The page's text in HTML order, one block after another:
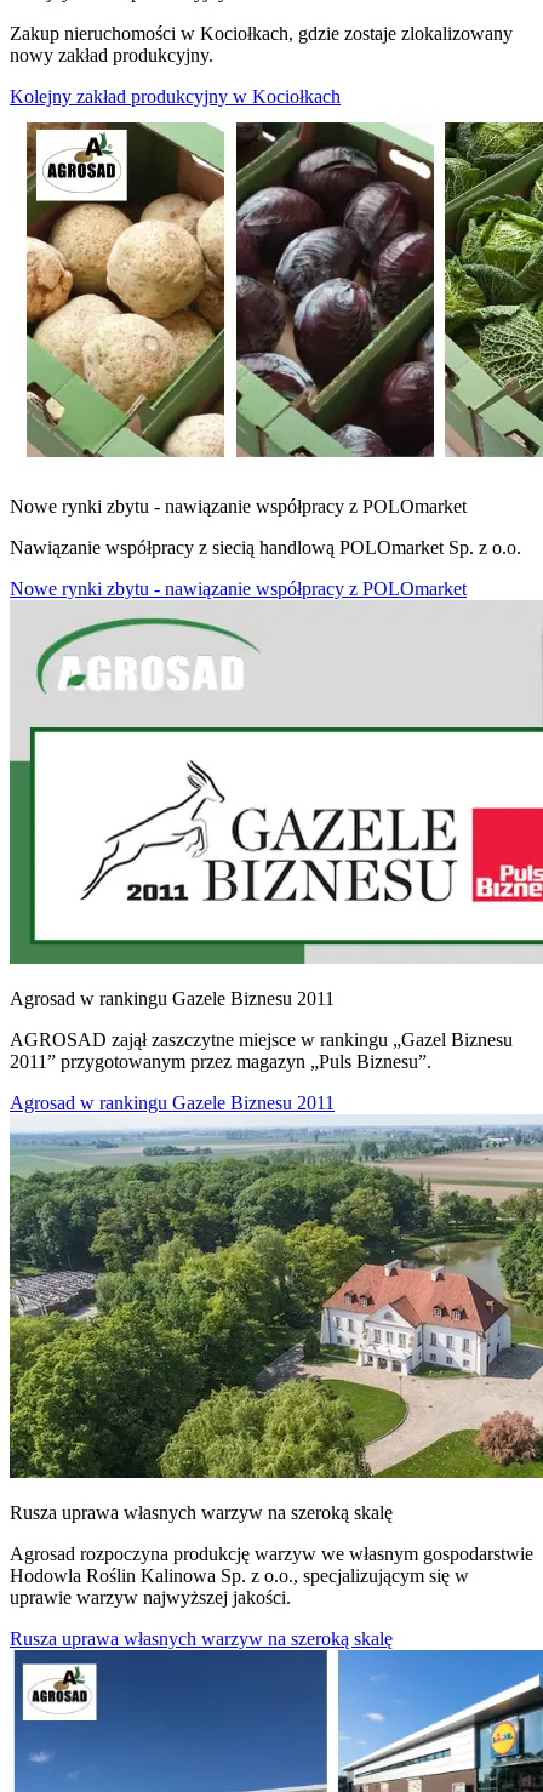
Zakup nieruchomości w Kociołkach, gdzie zostaje zlokalizowany
nowy zakład produkcyjny.
Kolejny zakład produkcyjny w Kociołkach
Nowe rynki zbytu - nawiązanie współpracy z POLOmarket
Nawiązanie współpracy z siecią handlową POLOmarket Sp. z o.o.
Nowe rynki zbytu - nawiązanie współpracy z POLOmarket
Agrosad w rankingu Gazele Biznesu 2011
AGROSAD zajął zaszczytne miejsce w rankingu „Gazel Biznesu
2011” przygotowanym przez magazyn „Puls Biznesu”.
Agrosad w rankingu Gazele Biznesu 2011
Rusza uprawa własnych warzyw na szeroką skalę
Agrosad rozpoczyna produkcję warzyw we własnym gospodarstwie
Hodowla Roślin Kalinowa Sp. z o.o., specjalizującym się w
uprawie warzyw najwyższej jakości.
Rusza uprawa własnych warzyw na szeroką skalę